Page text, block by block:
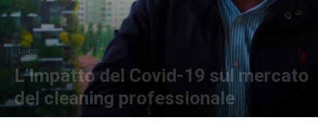
Lavoro
L’impatto del Covid-19 sul mercato
del cleaning professionale
Di italiadailynews24 - 7 Luglio 2021 1725 0